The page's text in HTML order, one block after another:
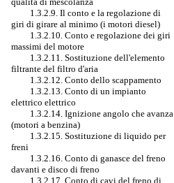
1.3.2.9. Il conto e la regolazione di
giri di girare al minimo (i motori diesel)
1.3.2.10. Conto e regolazione dei giri
massimi del motore
1.3.2.11. Sostituzione dell'elemento
filtrante del filtro d'aria
1.3.2.12. Conto dello scappamento
1.3.2.13. Conto di un impianto
elettrico elettrico
1.3.2.14. Ignizione angolo che avanza
(motori a benzina)
1.3.2.15. Sostituzione di liquido per
freni
1.3.2.16. Conto di ganasce del freno
davanti e disco di freno
1.3.2.17. Conto di cavi del freno di